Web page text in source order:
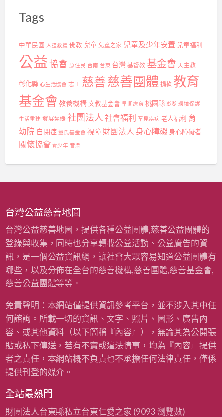
Tags
中華民國 人道救援 佛教 兒童 兒童之家 兒童及少年安置 兒童福利
公益協會 原住民 台南 台東 台灣 基督教 基金會 天主教
彰化縣 心生活協會 志工 慈善慈善團體 捐款 教育
基金會教養機構 文教基金會 早期療育 桃園縣 澎湖 環境保護
生活重建 發展遲緩 社團法人 社會福利 罕見疾病 老人福利 育
幼院 自閉症 董氏基金會 視障 財團法人 身心障礙 身心障礙者
關懷協會 青少年 音樂
台灣公益慈善地圖
台灣公益慈善地圖，提供各種公益團體,慈善公益團體的
登錄與收集，同時也分享轉載公益活動、公益廣告的資
訊，是一個公益資訊網，讓社會大眾容易知道公益團體有
哪些，以及分佈在全台的慈善機構,慈善團體,慈善基金會,
慈善公益團體等等。
免責聲明：本網站僅提供資訊參考平台，並不涉入其中任
何諮詢。所載一切的資訊、文字、照片、圖形、廣告內
容、或其他資料（以下簡稱『內容』），無論其為公開張
貼或私下傳送，若有不實或違法情事，均為『內容』提供
者之責任，本網站概不負責也不承擔任何法律責任，僅係
提供刊登的媒介。
全站最熱門
財團法人台東縣私立台東仁愛之家 (9093 瀏覽數)